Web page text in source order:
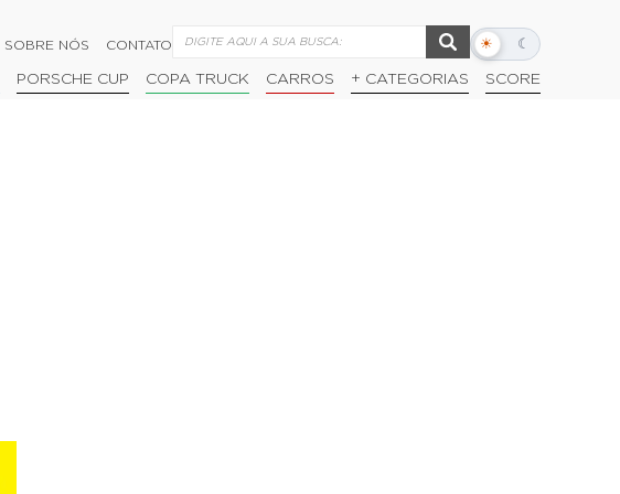
SOBRE NÓS CONTATO ☀ ☾
Alternar
escuro
PORSCHE CUP COPA TRUCK CARROS + CATEGORIAS SCORE